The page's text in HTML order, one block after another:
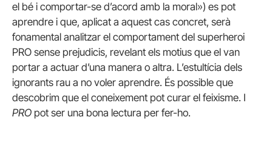
el bé i comportar-se d’acord amb la moral») es pot
aprendre i que, aplicat a aquest cas concret, serà
fonamental analitzar el comportament del superheroi
PRO sense prejudicis, revelant els motius que el van
portar a actuar d’una manera o altra. L’estultícia dels
ignorants rau a no voler aprendre. És possible que
descobrim que el coneixement pot curar el feixisme. I
PRO pot ser una bona lectura per fer-ho.